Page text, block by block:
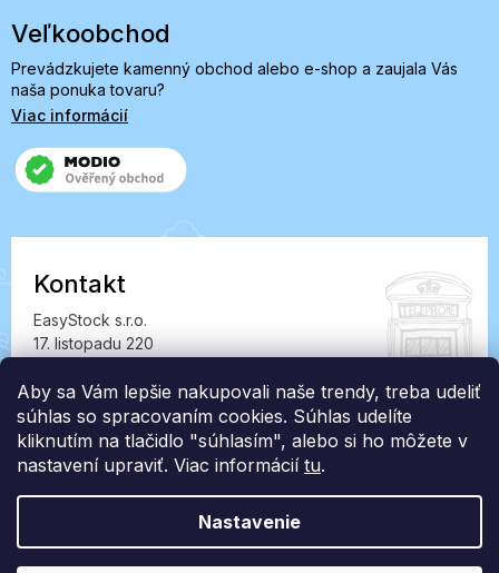
Aby sa Vám lepšie nakupovali naše trendy, treba udeliť
súhlas so spracovaním cookies. Súhlas udelíte
kliknutím na tlačidlo "súhlasím", alebo si ho môžete v
nastavení upraviť. Viac informácií tu.
Nastavenie
Veľkoobchod
Prevádzkujete kamenný obchod alebo e-shop a zaujala Vás
naša ponuka tovaru?
Viac informácií
Kontakt
EasyStock s.r.o.
17. listopadu 220
IČ: 07727402, DIČ: CZ07727402
info@londonclub.sk